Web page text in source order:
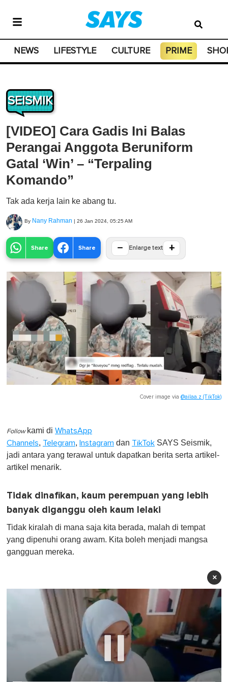
NEWS LIFESTYLE CULTURE PRIME
SEISMIK
[VIDEO] Cara Gadis Ini Balas
Perangai Anggota Beruniform
Gatal ‘Win’ – “Terpaling
Komando”
Tak ada kerja lain ke abang tu.
By Nany Rahman | 26 Jan 2024, 05:25 AM
Share Share − Enlarge text +
Cover image via @ailaa.z (TikTok)
Follow kami di WhatsApp
Channels, Telegram, Instagram dan TikTok SAYS Seismik,
jadi antara yang terawal untuk dapatkan berita serta artikel-
artikel menarik.
Tidak dinafikan, kaum perempuan yang lebih
banyak diganggu oleh kaum lelaki
Tidak kiralah di mana saja kita berada, malah di tempat
yang dipenuhi orang awam. Kita boleh menjadi mangsa
gangguan mereka.
×